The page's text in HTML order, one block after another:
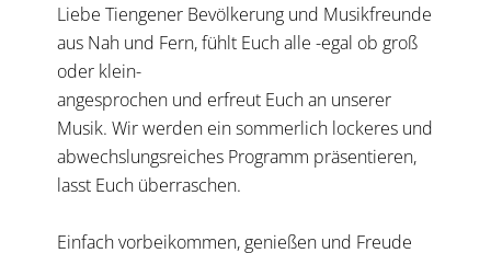
Liebe Tiengener Bevölkerung und Musikfreunde
aus Nah und Fern, fühlt Euch alle -egal ob groß
oder klein-
angesprochen und erfreut Euch an unserer
Musik. Wir werden ein sommerlich lockeres und
abwechslungsreiches Programm präsentieren,
lasst Euch überraschen.
Einfach vorbeikommen, genießen und Freude